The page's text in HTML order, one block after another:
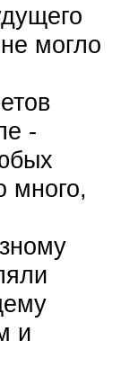
могло
-
много,
и